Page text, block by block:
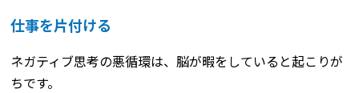
仕事を片付ける
ネガティブ思考の悪循環は、脳が暇をしていると起こりが
ちです。